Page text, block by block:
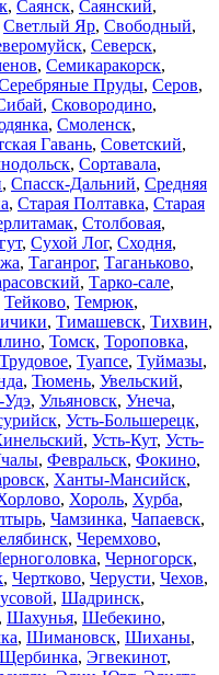
, Саянск, Саянский,
Светлый Яр, Свободный,
, Северск,
, Семикаракорск,
Пруды, Серов,
, Сковородино,
, Смоленск,
Гавань, Советский,
, Сортавала,
, Спасск-Дальний, Средняя
, Старая Полтавка, Старая
, Столбовая,
, Сухой Лог, Сходня,
, Таганрог, Таганьково,
, Тарко-сале,
Тейково, Темрюк,
, Тимашевск, Тихвин,
, Томск, Тороповка,
Трудовое, Туапсе, Туймазы,
, Тюмень, Увельский,
Удэ, Ульяновск, Унеча,
, Усть-Большерецк,
, Усть-Кут, Усть-
, Февральск, Фокино,
, Ханты-Мансийск,
, Хороль, Хурба,
, Чамзинка, Чапаевск,
, Черемхово,
, Черногорск,
, Чертково, Черусти, Чехов,
, Шадринск,
, Шахунья, Шебекино,
, Шимановск, Шиханы,
Щербинка, Эгвекинот,